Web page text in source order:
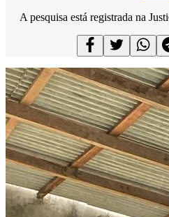
A pesquisa está registrada na